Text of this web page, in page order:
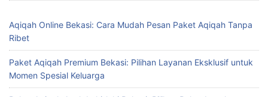
Aqiqah Online Bekasi: Cara Mudah Pesan Paket Aqiqah Tanpa
Ribet
Paket Aqiqah Premium Bekasi: Pilihan Layanan Eksklusif untuk
Momen Spesial Keluarga